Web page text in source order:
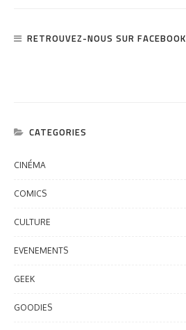
RETROUVEZ-NOUS SUR FACEBOOK
CATEGORIES
CINÉMA
COMICS
CULTURE
EVENEMENTS
GEEK
GOODIES